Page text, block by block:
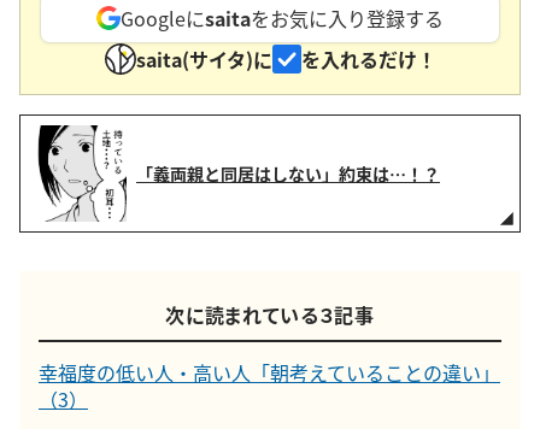
Googleにsaitaをお気に入り登録する
saita(サイタ)に
を入れるだけ！
「義両親と同居はしない」約束は…！？
次に読まれている３記事
幸福度の低い人・高い人「朝考えていることの違い」
（3）